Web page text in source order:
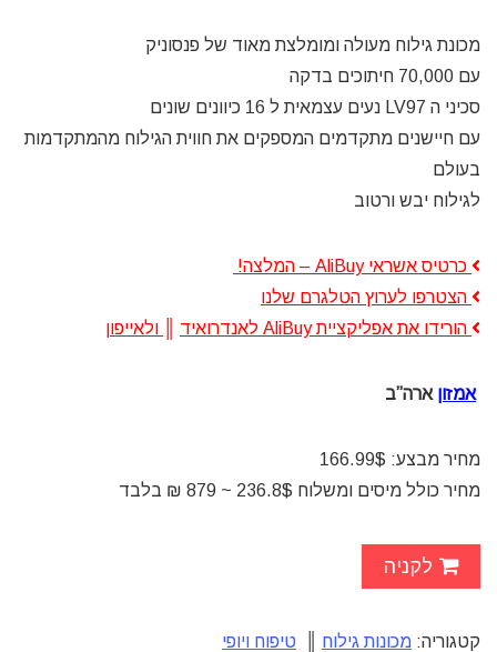
מכונת גילוח מעולה ומומלצת מאוד של פנסוניק
עם 70,000 חיתוכים בדקה
סכיני ה LV97 נעים עצמאית ל 16 כיוונים שונים
עם חיישנים מתקדמים המספקים את חווית הגילוח מהמתקדמות
בעולם
לגילוח יבש ורטוב
כרטיס אשראי AliBuy – המלצה!
הצטרפו לערוץ הטלגרם שלנו
הורידו את אפליקציית AliBuy לאנדרואיד
ולאייפון
אמזון ארה”ב
מחיר מבצע: 166.99$
מחיר כולל מיסים ומשלוח 236.8$ ~ 879 ₪ בלבד
לקניה
קטגוריה: מכונות גילוח
טיפוח ויופי